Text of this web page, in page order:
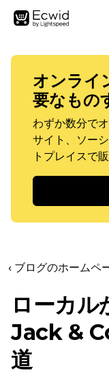
オンライ
要なもの
わずか数分で
サイト、ソー
トプレイスで
‹ ブログのホームペ
ローカル
Jack &
道